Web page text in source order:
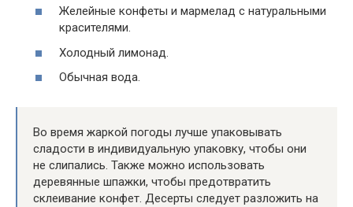
Желейные конфеты и мармелад с натуральными
красителями.
Холодный лимонад.
Обычная вода.
Во время жаркой погоды лучше упаковывать
сладости в индивидуальную упаковку, чтобы они
не слипались. Также можно использовать
деревянные шпажки, чтобы предотвратить
склеивание конфет. Десерты следует разложить на